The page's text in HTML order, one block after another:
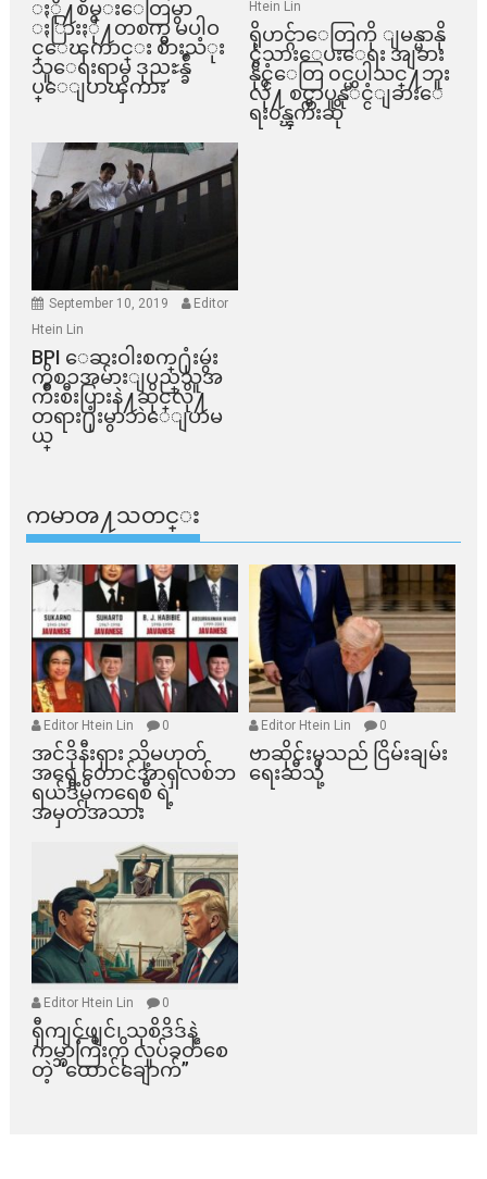
ႏို႔စိမ္းေတြမွာ
ႏြားႏို႔တစက္မွ မပါဝ
င္ေၾကာင္း စားသံုး
သူေရးရာမွ ဒုညႊန္ခ်ဳ
ပ္ေျပာၾကား
Htein Lin
ရိုဟင္ဂ်ာေတြကို ျမန္မာနို
င္ငံသားေပးေရး အျခား
နိုင္ငံေတြ ၀င္မပါသင္႔ဘူး
လို႔ စင္ကာပူနုိင္ငံျခားေ
ရး၀န္ၾကီးဆို
September 10, 2019
Editor
Htein Lin
BPI ​ေဆးဝါးစက္​႐ုံးမွဴး
ကိစၥအမ်ားျပည္​သူအ
က်ိဳးစီးပြားနဲ႔ဆိုင္​လို႔
တရား႐ုံးမွာဘဲေျပာမ
ယ္​
ကမာၻ႔သတင္း
Editor Htein Lin 0
အင်ဒိုနီးရှား သို့မဟုတ်
အရှေ့တောင်အာရှလစ်ဘ
ရယ်ဒီမိုကရေစီ ရဲ့
အမှတ်အသား
Editor Htein Lin 0
ဗာဆိုင်းမှသည် ငြိမ်းချမ်း
ရေးဆီသို့
Editor Htein Lin 0
ရှီကျင့်ဖျင်၊ သုစိဒိဒ်နဲ့
ကမ္ဘာကြီးကို လှုပ်ခတ်စေ
တဲ့ “ထောင်ချောက်”